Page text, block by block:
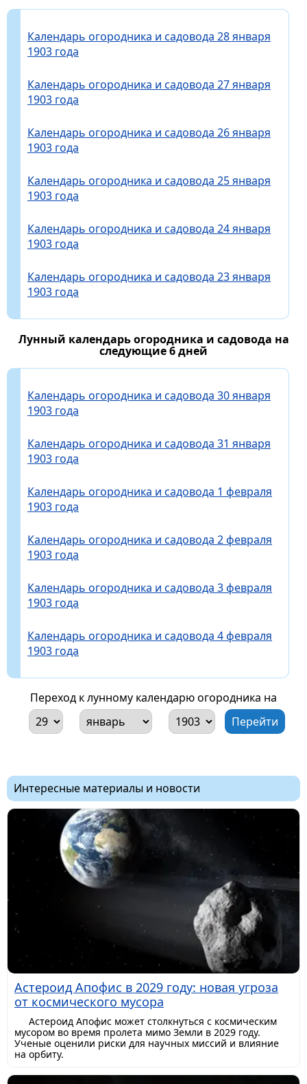
Календарь огородника и садовода 28 января
1903 года
Календарь огородника и садовода 27 января
1903 года
Календарь огородника и садовода 26 января
1903 года
Календарь огородника и садовода 25 января
1903 года
Календарь огородника и садовода 24 января
1903 года
Календарь огородника и садовода 23 января
1903 года
Лунный календарь огородника и садовода на
следующие 6 дней
Календарь огородника и садовода 30 января
1903 года
Календарь огородника и садовода 31 января
1903 года
Календарь огородника и садовода 1 февраля
1903 года
Календарь огородника и садовода 2 февраля
1903 года
Календарь огородника и садовода 3 февраля
1903 года
Календарь огородника и садовода 4 февраля
1903 года
Переход к лунному календарю огородника на
Интересные материалы и новости
Астероид Апофис в 2029 году: новая угроза
от космического мусора
Астероид Апофис может столкнуться с космическим
мусором во время пролета мимо Земли в 2029 году.
Ученые оценили риски для научных миссий и влияние
на орбиту.